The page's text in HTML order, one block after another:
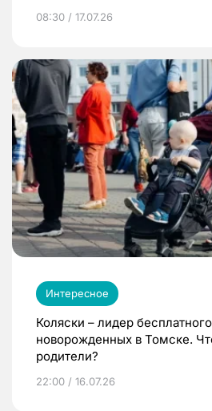
08:30 / 17.07.26
Интересное
Коляски – лидер
новорожденных в Томске.
родители?
22:00 / 16.07.26